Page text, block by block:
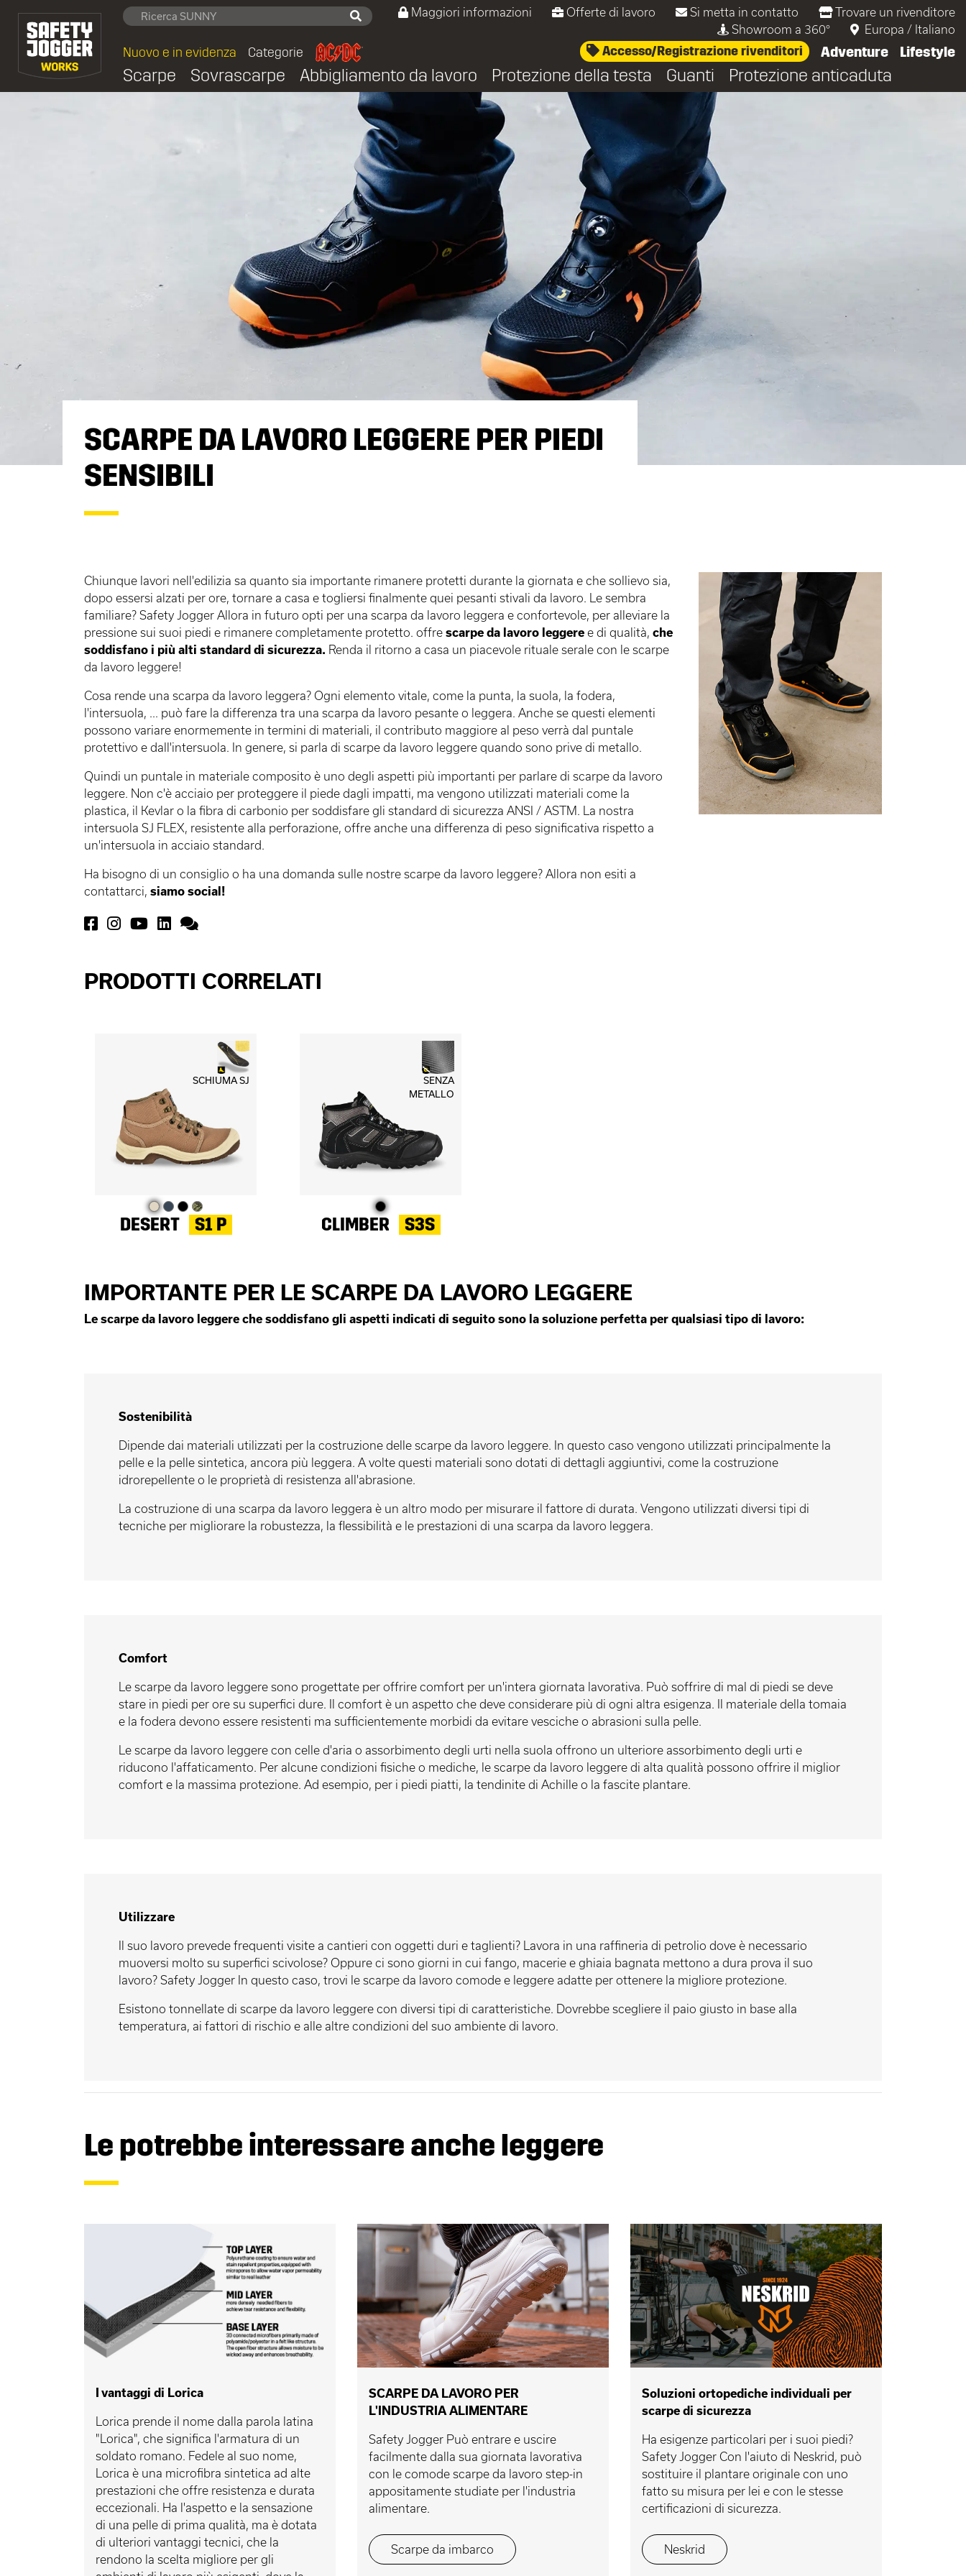
Maggiori informazioni Offerte di lavoro Si metta in contatto
Trovare un rivenditore
Showroom a 360°
Europa / Italiano
Nuovo e in evidenza Categorie Accesso/Registrazione rivenditori Adventure Lifestyle
Scarpe Sovrascarpe Abbigliamento da lavoro Protezione della testa Guanti Protezione anticaduta
SCARPE DA LAVORO LEGGERE PER PIEDI
SENSIBILI
Chiunque lavori nell'edilizia sa quanto sia importante rimanere protetti durante la giornata e che sollievo sia,
dopo essersi alzati per ore, tornare a casa e togliersi finalmente quei pesanti stivali da lavoro. Le sembra
familiare? Safety Jogger Allora in futuro opti per una scarpa da lavoro leggera e confortevole, per alleviare la
pressione sui suoi piedi e rimanere completamente protetto. offre scarpe da lavoro leggere e di qualità, che
soddisfano i più alti standard di sicurezza. Renda il ritorno a casa un piacevole rituale serale con le scarpe
da lavoro leggere!
Cosa rende una scarpa da lavoro leggera? Ogni elemento vitale, come la punta, la suola, la fodera,
l'intersuola, ... può fare la differenza tra una scarpa da lavoro pesante o leggera. Anche se questi elementi
possono variare enormemente in termini di materiali, il contributo maggiore al peso verrà dal puntale
protettivo e dall'intersuola. In genere, si parla di scarpe da lavoro leggere quando sono prive di metallo.
Quindi un puntale in materiale composito è uno degli aspetti più importanti per parlare di scarpe da lavoro
leggere. Non c'è acciaio per proteggere il piede dagli impatti, ma vengono utilizzati materiali come la
plastica, il Kevlar o la fibra di carbonio per soddisfare gli standard di sicurezza ANSI / ASTM. La nostra
intersuola SJ FLEX, resistente alla perforazione, offre anche una differenza di peso significativa rispetto a
un'intersuola in acciaio standard.
Ha bisogno di un consiglio o ha una domanda sulle nostre scarpe da lavoro leggere? Allora non esiti a
contattarci, siamo social!
PRODOTTI CORRELATI
SCHIUMA SJ
DESERT S1 P
SENZA
METALLO
CLIMBER S3S
IMPORTANTE PER LE SCARPE DA LAVORO LEGGERE
Le scarpe da lavoro leggere che soddisfano gli aspetti indicati di seguito sono la soluzione perfetta per qualsiasi tipo di lavoro:
Sostenibilità
Dipende dai materiali utilizzati per la costruzione delle scarpe da lavoro leggere. In questo caso vengono utilizzati principalmente la
pelle e la pelle sintetica, ancora più leggera. A volte questi materiali sono dotati di dettagli aggiuntivi, come la costruzione
idrorepellente o le proprietà di resistenza all'abrasione.
La costruzione di una scarpa da lavoro leggera è un altro modo per misurare il fattore di durata. Vengono utilizzati diversi tipi di
tecniche per migliorare la robustezza, la flessibilità e le prestazioni di una scarpa da lavoro leggera.
Comfort
Le scarpe da lavoro leggere sono progettate per offrire comfort per un'intera giornata lavorativa. Può soffrire di mal di piedi se deve
stare in piedi per ore su superfici dure. Il comfort è un aspetto che deve considerare più di ogni altra esigenza. Il materiale della tomaia
e la fodera devono essere resistenti ma sufficientemente morbidi da evitare vesciche o abrasioni sulla pelle.
Le scarpe da lavoro leggere con celle d'aria o assorbimento degli urti nella suola offrono un ulteriore assorbimento degli urti e
riducono l'affaticamento. Per alcune condizioni fisiche o mediche, le scarpe da lavoro leggere di alta qualità possono offrire il miglior
comfort e la massima protezione. Ad esempio, per i piedi piatti, la tendinite di Achille o la fascite plantare.
Utilizzare
Il suo lavoro prevede frequenti visite a cantieri con oggetti duri e taglienti? Lavora in una raffineria di petrolio dove è necessario
muoversi molto su superfici scivolose? Oppure ci sono giorni in cui fango, macerie e ghiaia bagnata mettono a dura prova il suo
lavoro? Safety Jogger In questo caso, trovi le scarpe da lavoro comode e leggere adatte per ottenere la migliore protezione.
Esistono tonnellate di scarpe da lavoro leggere con diversi tipi di caratteristiche. Dovrebbe scegliere il paio giusto in base alla
temperatura, ai fattori di rischio e alle altre condizioni del suo ambiente di lavoro.
Le potrebbe interessare anche leggere
I vantaggi di Lorica
Lorica prende il nome dalla parola latina
"Lorica", che significa l'armatura di un
soldato romano. Fedele al suo nome,
Lorica è una microfibra sintetica ad alte
prestazioni che offre resistenza e durata
eccezionali. Ha l'aspetto e la sensazione
di una pelle di prima qualità, ma è dotata
di ulteriori vantaggi tecnici, che la
rendono la scelta migliore per gli
SCARPE DA LAVORO PER
L'INDUSTRIA ALIMENTARE
Safety Jogger Può entrare e uscire
facilmente dalla sua giornata lavorativa
con le comode scarpe da lavoro step-in
appositamente studiate per l'industria
alimentare.
Scarpe da imbarco
Soluzioni ortopediche individuali per
scarpe di sicurezza
Ha esigenze particolari per i suoi piedi?
Safety Jogger Con l'aiuto di Neskrid, può
sostituire il plantare originale con uno
fatto su misura per lei e con le stesse
certificazioni di sicurezza.
Neskrid